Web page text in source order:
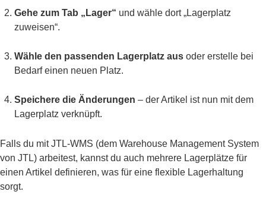
Gehe zum Tab „Lager“ und wähle dort „Lagerplatz
zuweisen“.
Wähle den passenden Lagerplatz aus oder erstelle bei
Bedarf einen neuen Platz.
Speichere die Änderungen – der Artikel ist nun mit dem
Lagerplatz verknüpft.
Falls du mit JTL-WMS (dem Warehouse Management System
von JTL) arbeitest, kannst du auch mehrere Lagerplätze für
einen Artikel definieren, was für eine flexible Lagerhaltung
sorgt.